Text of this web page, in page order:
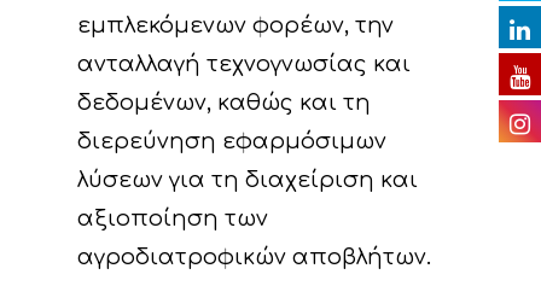
εμπλεκόμενων φορέων, την
ανταλλαγή τεχνογνωσίας και
δεδομένων, καθώς και τη
διερεύνηση εφαρμόσιμων
λύσεων για τη διαχείριση και
αξιοποίηση των
αγροδιατροφικών αποβλήτων.
E. Δράσεις
Ευαισθητοποίησης
διάχυσης των
αποτελεσμάτων
F. Δράσεις
προόδου του
Παρουσιάσεις
Ραδιοφωνικά spots
Άλλα